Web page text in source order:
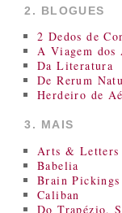
2. BLOGUES
2 Dedos de
A Viagem dos
Da Literatura
De Rerum
Herdeiro de
3. MAIS
Arts &
Babelia
Brain Pickings
Caliban
Do Trapézio,